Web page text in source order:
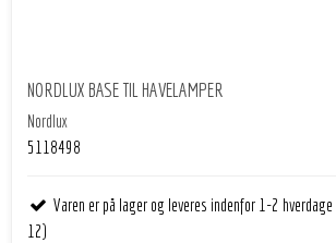
NORDLUX BASE TIL HAVELAMPER
Nordlux
5118498
Varen er på lager og leveres indenfor 1-2
12)